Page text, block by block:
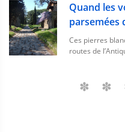
Quand les
parsemées
Ces pierres
routes de